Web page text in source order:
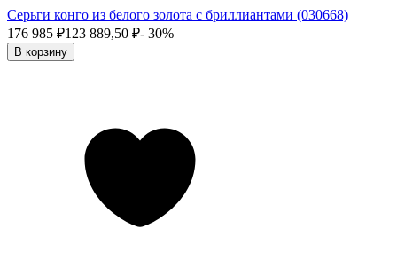
Серьги конго из белого золота с бриллиантами (030668)
176 985 ₽123 889,50 ₽- 30%
В корзину